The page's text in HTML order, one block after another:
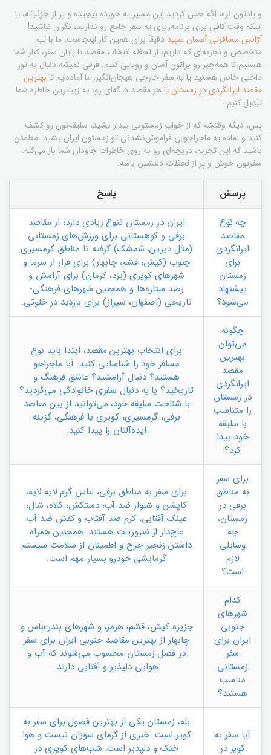
و یادتون نره، اگه حس کردید این مسیر یه خورده پیچیده و پر از جزئیاته، یا
اینکه وقت کافی برای برنامه‌ریزی یه سفر جامع رو ندارید، نگران نباشید!
آژانس مسافرتی آسمان سپید دقیقاً برای همین کار اینجاست. ما با تیم
متخصص و تجربه‌ای که داریم، از لحظه انتخاب مقصد تا پایان سفر، کنار شما
هستیم تا همه‌چیز رو براتون آسان و رویایی کنیم. فرقی نمیکنه دنبال یه تور
داخلی خاص هستید یا یه سفر خارجی هیجان‌انگیز، ما آماده‌ایم تا بهترین
مقصد ایرانگردی در زمستانیا هر مقصد دیگه‌ای رو، به زیباترین خاطره شما
تبدیل کنیم.
پس، دیگه وقتشه که از خواب زمستونی بیدار بشید، سلیقه‌تون رو کشف
کنید و آماده یه ماجراجویی فراموش‌نشدنی تو زمستون ایران بشید. مطمئن
باشید که این تجربه، دریچه‌ای رو به روی خاطرات جاودان شما باز می‌کنه.
سفرتون خوش و پر از لحظات دلنشین باشه.
پرسش
پاسخ
چه نوع
مقاصد
ایرانگردی
برای
زمستان
پیشنهاد
می‌شود؟
ایران در زمستان تنوع زیادی دارد؛ از مقاصد
برفی و کوهستانی برای ورزش‌های زمستانی
(مثل دیزین، شمشک) گرفته تا مناطق گرمسیری
جنوب (کیش، قشم، چابهار) برای فرار از سرما و
شهرهای کویری (یزد، کرمان) برای آرامش و
رصد ستاره‌ها و همچنین شهرهای فرهنگی-
تاریخی (اصفهان، شیراز) برای بازدید در خلوتی.
چگونه
می‌توان
بهترین
مقصد
ایرانگردی
در زمستان
را متناسب
با سلیقه
خود پیدا
کرد؟
برای انتخاب بهترین مقصد، ابتدا باید نوع
مسافر خود را شناسایی کنید: آیا ماجراجو
هستید؟ دنبال آرامشید؟ عاشق فرهنگ و
تاریخید؟ یا به دنبال سفری خانوادگی می‌گردید؟
با شناخت سلیقه خود، می‌توانید از بین مقاصد
برفی، گرمسیری، کویری یا فرهنگی، گزینه
ایده‌آلتان را پیدا کنید.
برای سفر
به مناطق
برفی در
زمستان،
چه
وسایلی
لازم
است؟
برای سفر به مناطق برفی، لباس گرم لایه لایه،
کاپشن و شلوار ضد آب، دستکش، کلاه، شال،
عینک آفتابی، کرم ضد آفتاب و کفش ضد آب
عاج‌دار از ضروریات هستند. همچنین همراه
داشتن زنجیر چرخ و اطمینان از سلامت سیستم
گرمایشی خودرو بسیار مهم است.
کدام
شهرهای
جنوبی
ایران برای
سفر
زمستانی
مناسب
هستند؟
جزیره کیش، قشم، هرمز، و شهرهای بندرعباس و
چابهار از بهترین مقاصد جنوبی ایران برای سفر
در فصل زمستان محسوب می‌شوند که آب و
هوایی دلپذیر و آفتابی دارند.
آیا سفر به
کویر در
بله، زمستان یکی از بهترین فصول برای سفر به
کویر است. خبری از گرمای سوزان نیست و هوا
خنک و دلپذیر است. شب‌های کویری در